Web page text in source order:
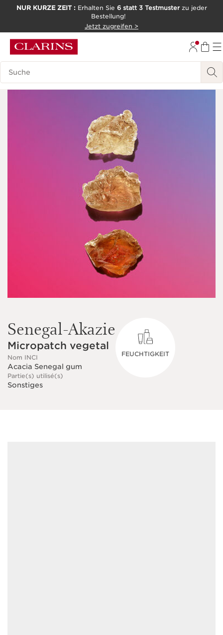
NUR KURZE ZEIT : Erhalten Sie 6 statt 3 Testmusterzu jeder
Bestellung!
Jetzt zugreifen >
Legende suchen
Senegal-Akazie
Micropatch vegetal
Nom INCI
Acacia Senegal gum
Partie(s) utilisé(s)
Sonstiges
FEUCHTIGKEIT